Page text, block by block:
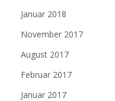
Januar 2018
November 2017
August 2017
Februar 2017
Januar 2017